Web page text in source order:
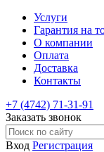
Услуги
Гарантия на
О компании
Оплата
Доставка
Контакты
+7 (4742) 71-31-91
Заказать звонок
Вход Регистрация